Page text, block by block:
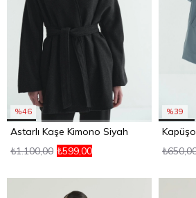
%46
Astarlı Kaşe Kimono Siyah
₺599,00
₺1.100,00
%39